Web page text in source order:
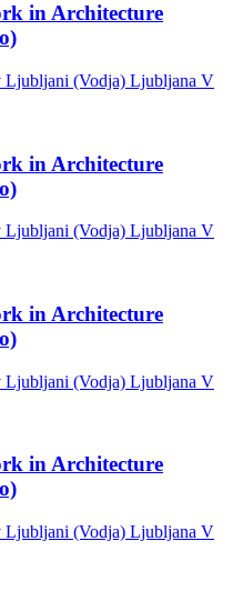
in Architecture
Ljubljani (Vodja) Ljubljana V
in Architecture
Ljubljani (Vodja) Ljubljana V
in Architecture
Ljubljani (Vodja) Ljubljana V
in Architecture
Ljubljani (Vodja) Ljubljana V